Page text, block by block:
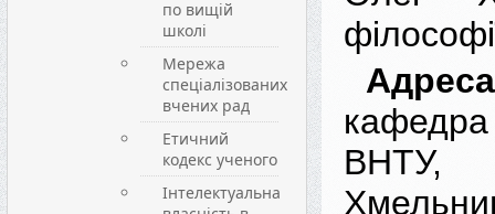
по вищій
школі
Мережа
спеціалізованих
вчених рад
Етичний
кодекс ученого
Інтелектуальна